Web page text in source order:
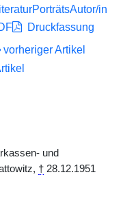
PorträtsAutor/in
Druckfassung
vorheriger Artikel
und
† 28.12.1951